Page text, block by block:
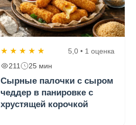
★ ★ ★ ★ ★
5,0 • 1 оценка
211
25 мин
Сырные палочки с сыром
чеддер в панировке с
хрустящей корочкой